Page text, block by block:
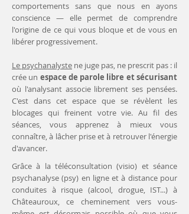
comportements sans que nous en ayons
conscience — elle permet de comprendre
l'origine de ce qui vous bloque et de vous en
libérer progressivement.
Le psychanalyste ne juge pas, ne prescrit pas : il
crée un espace de parole libre et sécurisant
où l'analysant associe librement ses pensées.
C'est dans cet espace que se révèlent les
blocages qui freinent votre vie. Au fil des
séances, vous apprenez à mieux vous
connaître, à lâcher prise et à retrouver l'énergie
d'avancer.
Grâce à la téléconsultation (visio) et séance
psychanalyse (psy) en ligne et à distance pour
conduites à risque (alcool, drogue, IST...) à
Châteauroux, ce cheminement vers vous-